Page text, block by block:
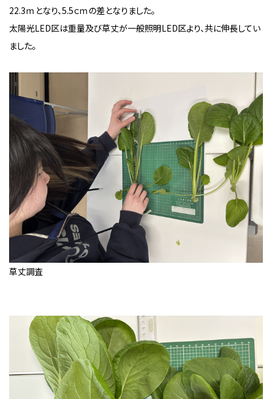
22.3ｍとなり、5.5ｃｍの差となりました。
太陽光LED区は重量及び草丈が一般照明LED区より、共に伸長してい
ました。
草丈調査